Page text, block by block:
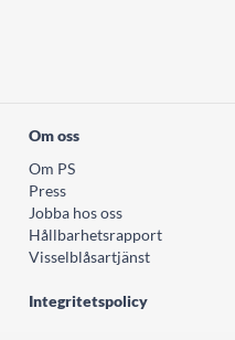
Om oss
Om PS
Press
Jobba hos oss
Hållbarhetsrapport
Visselblåsartjänst
Integritetspolicy